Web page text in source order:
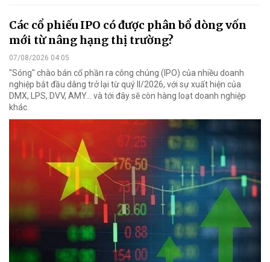
Các cổ phiếu IPO có được phân bổ dòng vốn
mới từ nâng hạng thị trường?
07/08/2026 04:05
"Sóng" chào bán cổ phần ra công chúng (IPO) của nhiều doanh
nghiệp bắt đầu dâng trở lại từ quý II/2026, với sự xuất hiện của
DMX, LPS, DVV, AMY... và tới đây sẽ còn hàng loạt doanh nghiệp
khác.